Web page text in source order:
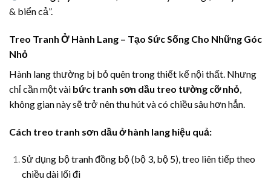
& biển cả”.
Treo Tranh Ở Hành Lang – Tạo Sức Sống Cho Những Góc
Nhỏ
Hành lang thường bị bỏ quên trong thiết kế nội thất. Nhưng
chỉ cần một vài bức tranh sơn dầu treo tường cỡ nhỏ
không gian này sẽ trở nên thu hút và có chiều sâu hơn hẳn.
Cách treo tranh sơn dầu ở hành lang hiệu quả:
Sử dụng bộ tranh đồng bộ (bộ 3, bộ 5), treo liên tiếp theo
chiều dài lối đi